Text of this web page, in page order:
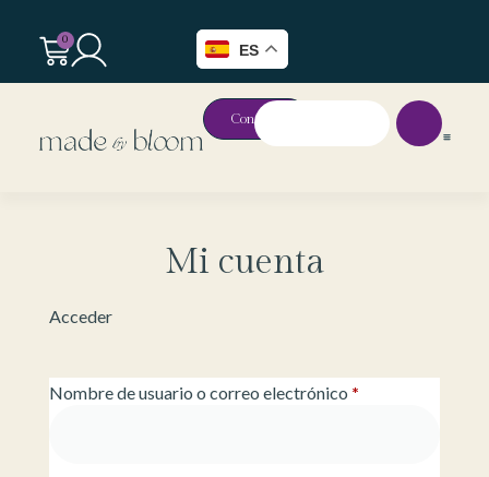
ES
0
Contacto
Mi cuenta
Acceder
Nombre de usuario o correo electrónico *